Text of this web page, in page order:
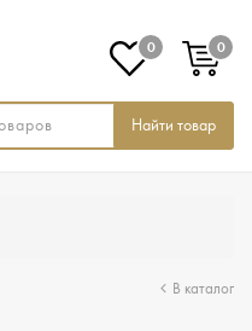
Найти товар
0 0
В каталог